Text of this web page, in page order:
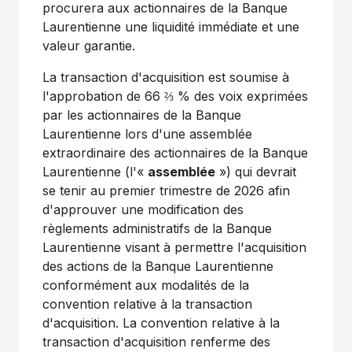
procurera aux actionnaires de la Banque
Laurentienne une liquidité immédiate et une
valeur garantie.
La transaction d'acquisition est soumise à
l'approbation de 66 ⅔ % des voix exprimées
par les actionnaires de la Banque
Laurentienne lors d'une assemblée
extraordinaire des actionnaires de la Banque
Laurentienne (l'« assemblée ») qui devrait
se tenir au premier trimestre de 2026 afin
d'approuver une modification des
règlements administratifs de la Banque
Laurentienne visant à permettre l'acquisition
des actions de la Banque Laurentienne
conformément aux modalités de la
convention relative à la transaction
d'acquisition. La convention relative à la
transaction d'acquisition renferme des